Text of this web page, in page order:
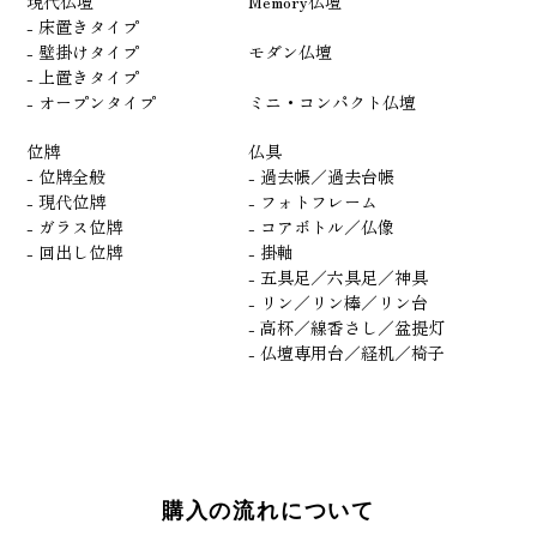
- 床置きタイプ
- 壁掛けタイプ
- 上置きタイプ
- オープンタイプ
モダン仏壇
ミニ・コンパクト仏壇
位牌
- 位牌全般
- 現代位牌
- ガラス位牌
- 回出し位牌
仏具
- 過去帳／過去台帳
- フォトフレーム
- コアボトル／仏像
- 掛軸
- 五具足／六具足／神具
- リン／リン棒／リン台
- 高杯／線香さし／盆提灯
- 仏壇専用台／経机／椅子
購入の流れについて